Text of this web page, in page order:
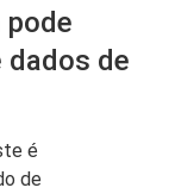
pode
dados de
é
de